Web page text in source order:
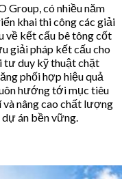
Group, có nhiều năm
khai thi công các giải
về kết cấu bê tông cốt
giải pháp kết cấu cho
tư duy kỹ thuật chặt
phối hợp hiệu quả
hướng tới mục tiêu
nâng cao chất lượng
án bền vững.